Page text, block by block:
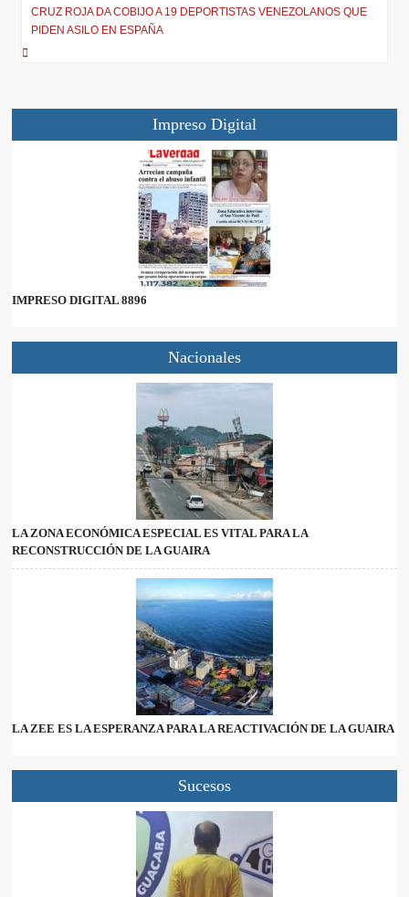
CRUZ ROJA DA COBIJO A 19 DEPORTISTAS VENEZOLANOS QUE
PIDEN ASILO EN ESPAÑA
Impreso Digital
IMPRESO DIGITAL 8896
Nacionales
LA ZONA ECONÓMICA ESPECIAL ES VITAL PARA LA
RECONSTRUCCIÓN DE LA GUAIRA
LA ZEE ES LA ESPERANZA PARA LA REACTIVACIÓN DE LA GUAIRA
Sucesos